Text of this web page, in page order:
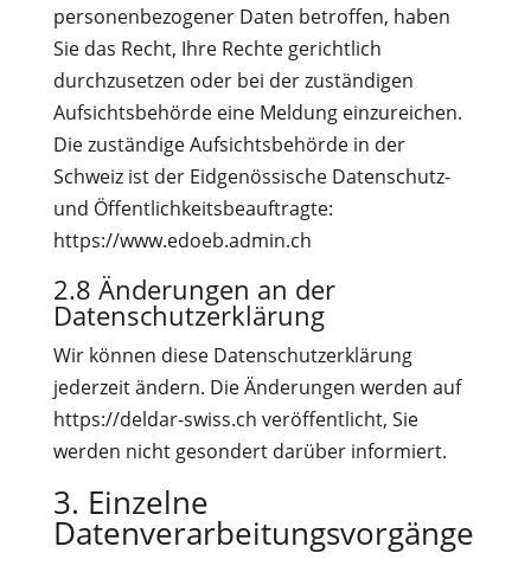
personenbezogener Daten betroffen, haben
Sie das Recht, Ihre Rechte gerichtlich
durchzusetzen oder bei der zuständigen
Aufsichtsbehörde eine Meldung einzureichen.
Die zuständige Aufsichtsbehörde in der
Schweiz ist der Eidgenössische Datenschutz-
und Öffentlichkeitsbeauftragte:
https://www.edoeb.admin.ch
2.8 Änderungen an der
Datenschutzerklärung
Wir können diese Datenschutzerklärung
jederzeit ändern. Die Änderungen werden auf
https://deldar-swiss.ch veröffentlicht, Sie
werden nicht gesondert darüber informiert.
3. Einzelne
Datenverarbeitungsvorgänge